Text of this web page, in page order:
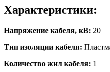
Характеристики:
Напряжение кабеля, кВ: 20
Тип изоляции кабеля:
Количество жил кабеля: 1